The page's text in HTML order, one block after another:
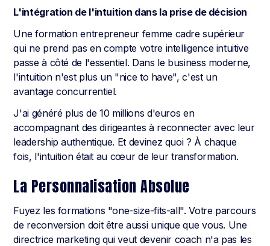
L'intégration de l'intuition dans la prise de décision
Une formation entrepreneur femme cadre supérieur
qui ne prend pas en compte votre intelligence intuitive
passe à côté de l'essentiel. Dans le business moderne,
l'intuition n'est plus un "nice to have", c'est un
avantage concurrentiel.
J'ai généré plus de 10 millions d'euros en
accompagnant des dirigeantes à reconnecter avec leur
leadership authentique. Et devinez quoi ? À chaque
fois, l'intuition était au cœur de leur transformation.
La Personnalisation Absolue
Fuyez les formations "one-size-fits-all". Votre parcours
de reconversion doit être aussi unique que vous. Une
directrice marketing qui veut devenir coach n'a pas les